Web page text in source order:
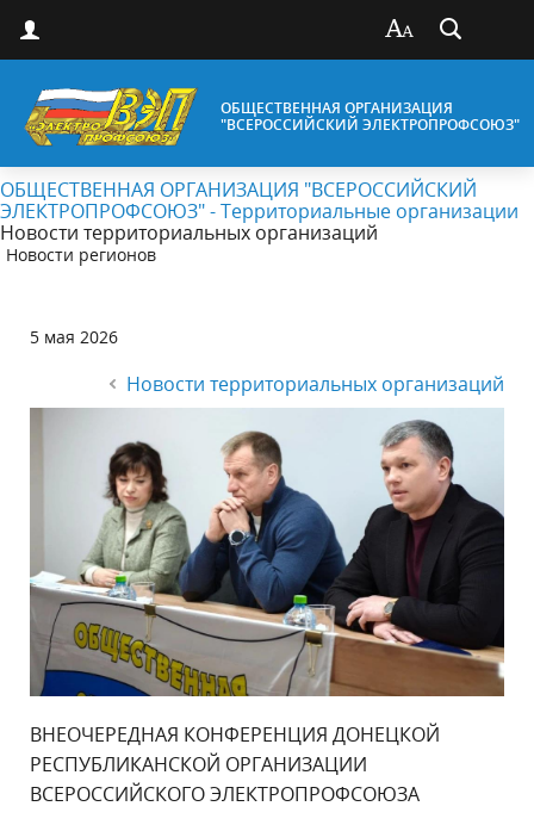
ОБЩЕСТВЕННАЯ ОРГАНИЗАЦИЯ
"ВСЕРОССИЙСКИЙ ЭЛЕКТРОПРОФСОЮЗ"
ОБЩЕСТВЕННАЯ ОРГАНИЗАЦИЯ "ВСЕРОССИЙСКИЙ
ЭЛЕКТРОПРОФСОЮЗ" - Территориальные организации
Новости территориальных организаций
Новости регионов
5 мая 2026
Новости территориальных организаций
ВНЕОЧЕРЕДНАЯ КОНФЕРЕНЦИЯ ДОНЕЦКОЙ
РЕСПУБЛИКАНСКОЙ ОРГАНИЗАЦИИ
ВСЕРОССИЙСКОГО ЭЛЕКТРОПРОФСОЮЗА